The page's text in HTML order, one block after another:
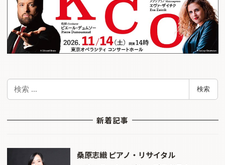
検
検索
新着記事
桑原志織 ピアノ・リサイタル